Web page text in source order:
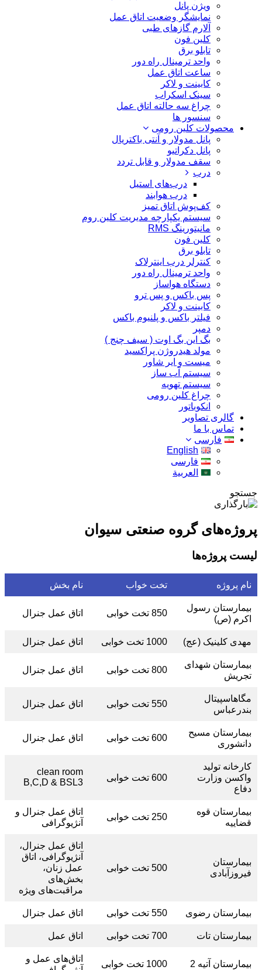
ویژن پانل
نمایشگر وضعیت اتاق عمل
آلارم گازهای طبی
کلین فون
تابلو برق
واحد ترمینال راه دور
ساعت اتاق عمل
کابینت و لاکر
سینک اسکراب
چراغ سه حالته اتاق عمل
سنسور ها
محصولات کلین رومی
پانل مدولار و آنتی باکتریال
پانل دکراتیو
سقف مدولار و قابل تردد
درب
درب‌های استیل
درب هوابند
کف‌پوش اتاق تمیز
سیستم یکپارچه مدیریت کلین روم
مانیتورینگ RMS
کلین فون
تابلو برق
کنترلر درب اینترلاک
واحد ترمینال راه دور
دستگاه هواساز
پس باکس و پس ترو
کابینت و لاکر
فیلتر باکس و پلنیوم باکس
دمپر
بگ این بگ اوت ( سیف چنج )
مولد هیدروژن پراکسید
میست و ایر شاور
سیستم آب ساز
سیستم تهویه
چراغ کلین رومی
انکوباتور
گالری تصاویر
تماس با ما
فارسی
English
فارسی
العربية
جستجو
پروژه‌های گروه صنعتی سیوان
لیست پروژه‌ها
نام پروژه تخت خواب نام بخش
بیمارستان رسول
اکرم (ص)
850 تخت خوابی اتاق عمل جنرال
مهدی کلینیک (عج) 1000 تخت خوابی اتاق عمل جنرال
بیمارستان شهدای
تجریش
800 تخت خوابی اتاق عمل جنرال
مگاهاسپیتال
بندرعباس
550 تخت خوابی اتاق عمل جنرال
بیمارستان مسیح
دانشوری
600 تخت خوابی اتاق عمل جنرال
کارخانه تولید
واکسن وزارت
دفاع
600 تخت خوابی
clean room
B,C,D & BSL3
بیمارستان قوه
قضاییه
250 تخت خوابی
اتاق عمل جنرال و
آنژیوگرافی
بیمارستان
فیروزآبادی
500 تخت خوابی
اتاق عمل جنرال،
آنژیوگرافی، اتاق
عمل زنان،
بخش‌های
مراقبت‌های ویژه
بیمارستان رضوی 550 تخت خوابی اتاق عمل جنرال
بیمارستان تات 700 تخت خوابی اتاق عمل
بیمارستان آتیه 2 1000 تخت خوابی
اتاق‌های عمل و